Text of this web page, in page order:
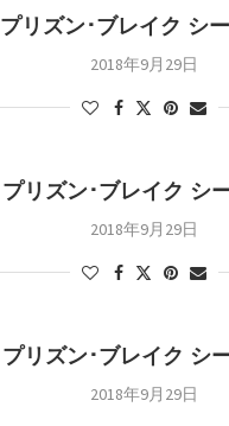
プリズン･ブレイク シ
2018年9月29日
プリズン･ブレイク シ
2018年9月29日
プリズン･ブレイク シ
2018年9月29日